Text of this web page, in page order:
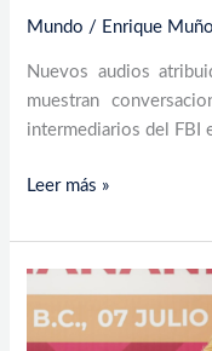
Mundo / Enrique
Nuevos audios
muestran
intermediarios del FBI
Leer más »
del
Pilar